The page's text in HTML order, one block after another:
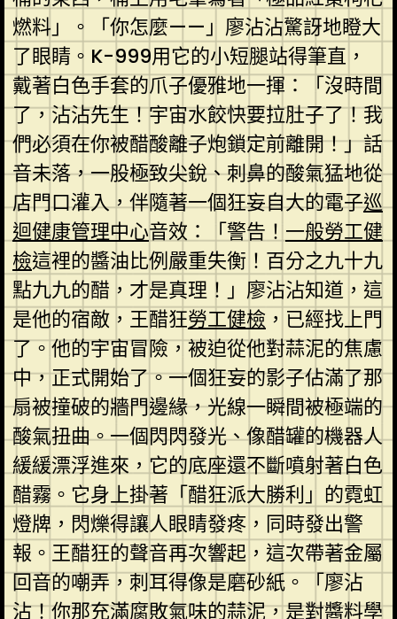
燃料」。「你怎麼——」廖沾沾驚訝地瞪大
了眼睛。K-999用它的小短腿站得筆直，
戴著白色手套的爪子優雅地一揮：「沒時間
了，沾沾先生！宇宙水餃快要拉肚子了！我
們必須在你被醋酸離子炮鎖定前離開！」話
音未落，一股極致尖銳、刺鼻的酸氣猛地從
店門口灌入，伴隨著一個狂妄自大的電子巡
迴健康管理中心音效：「警告！ 一般勞工健
檢這裡的醬油比例嚴重失衡！百分之九十九
點九九的醋，才是真理！」廖沾沾知道，這
是他的宿敵，王醋狂勞工健檢 ，已經找上門
了。他的宇宙冒險，被迫從他對蒜泥的焦慮
中，正式開始了。一個狂妄的影子佔滿了那
扇被撞破的牆門邊緣，光線一瞬間被極端的
酸氣扭曲。一個閃閃發光、像醋罐的機器人
緩緩漂浮進來，它的底座還不斷噴射著白色
醋霧。它身上掛著「醋狂派大勝利」的霓虹
燈牌，閃爍得讓人眼睛發疼，同時發出警
報。王醋狂的聲音再次響起，這次帶著金屬
回音的嘲弄，刺耳得像是磨砂紙。「廖沾
沾！你那充滿腐敗氣味的蒜泥，是對醬料學